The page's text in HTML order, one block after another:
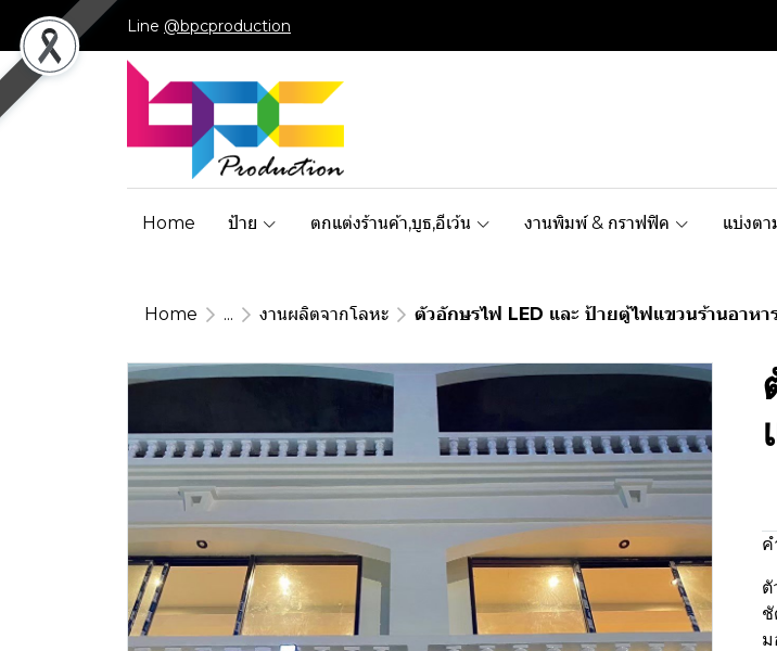
Line @bpcproduction
Home ป้าย ตกแต่งร้านค้า,บูธ,อีเว้น งานพิมพ์ & กราฟฟิค แบ่งตา
Home ... งานผลิตจากโลหะ ตัวอักษรไฟ LED และ ป้ายตู้ไฟแขวนร้านอาหา
ค
ตั
ชั
ม